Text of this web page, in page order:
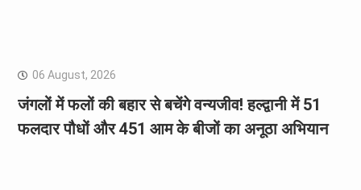
06 August, 2026
जंगलों में फलों की बहार से बचेंगे वन्यजीव! हल्द्वानी में 51
फलदार पौधों और 451 आम के बीजों का अनूठा अभियान